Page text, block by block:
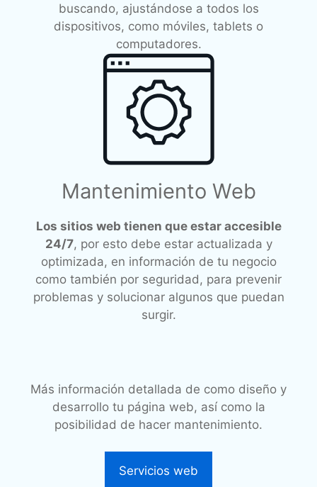
buscando, ajustándose a todos los
dispositivos, como móviles, tablets o
computadores.
Mantenimiento Web
Los sitios web tienen que estar accesible
24/7, por esto debe estar actualizada y
optimizada, en información de tu negocio
como también por seguridad, para prevenir
problemas y solucionar algunos que puedan
surgir.
Más información detallada de como diseño y
desarrollo tu página web, así como la
posibilidad de hacer mantenimiento.
Servicios web